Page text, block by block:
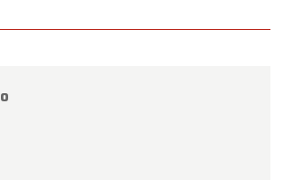
Maria).
a venerdì 14 agosto
apertura.